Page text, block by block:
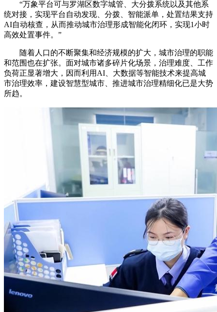
“万象平台可与罗湖区数字城管、大分拨系统以及其他系
统对接，实现平台自动发现、分拨、智能派单，处置结果支持
AI自动核查，从而推动城市治理形成智能化闭环，实现1小时
高效处置事件。”
随着人口的不断聚集和经济规模的扩大，城市治理的职能
和范围也在扩张。面对城市诸多碎片化场景，治理难度、工作
负荷正显著增大，因而利用AI、大数据等智能技术来提高城
市治理效率，建设智慧型城市、推进城市治理精细化已是大势
所趋。